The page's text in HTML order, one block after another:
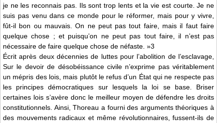
je ne les reconnais pas. Ils sont trop lents et la vie est courte. Je ne
suis pas venu dans ce monde pour le réformer, mais pour y vivre,
fût-il bon ou mauvais. On ne peut pas tout faire, mais il faut faire
quelque chose ; et puisqu’on ne peut pas tout faire, il n’est pas
nécessaire de faire quelque chose de néfaste. »3
Écrit après deux décennies de luttes pour l’abolition de l’esclavage,
Sur le devoir de désobéissance civile n’exprime pas véritablement
un mépris des lois, mais plutôt le refus d’un État qui ne respecte pas
les principes démocratiques sur lesquels la loi se base. Briser
certaines lois s’avère donc le meilleur moyen de défendre les droits
constitutionnels. Ainsi, Thoreau a fourni des arguments théoriques à
des mouvements radicaux et même révolutionnaires, fussent-ils de